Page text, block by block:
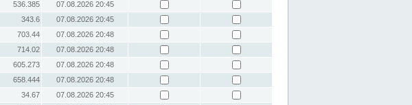
536.385
07.08.2026 20:45
343.6
07.08.2026 20:45
703.44
07.08.2026 20:48
714.02
07.08.2026 20:48
605.273
07.08.2026 20:48
658.444
07.08.2026 20:48
34.67
07.08.2026 20:45